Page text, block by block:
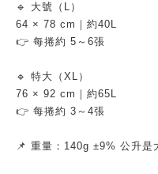
🔹 大號（L）
64 × 78 cm｜約40L
👉 每捲約 5～6張
🔹 特大（XL）
76 × 92 cm｜約65L
👉 每捲約 3～4張
📌 重量：140g ±9% 公升是